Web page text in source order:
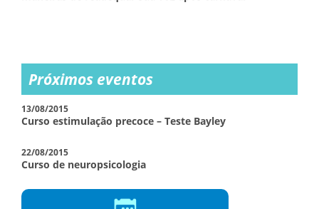
Próximos eventos
13/08/2015
Curso estimulação precoce – Teste Bayley
22/08/2015
Curso de neuropsicologia